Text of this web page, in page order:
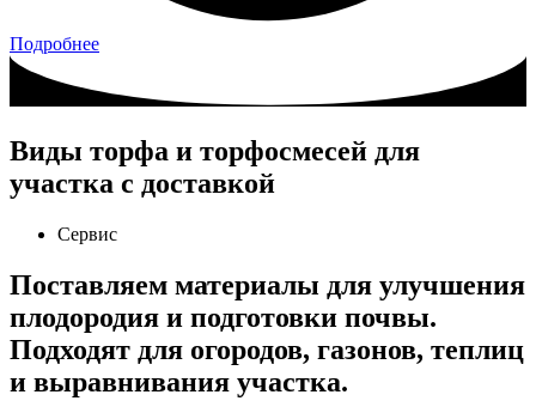
Подробнее
Виды торфа и торфосмесей для
участка с доставкой
Сервис
Поставляем материалы для улучшения
плодородия и подготовки почвы.
Подходят для огородов, газонов, теплиц
и выравнивания участка.